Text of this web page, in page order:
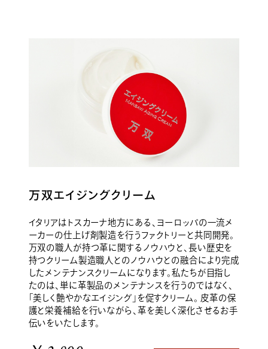
万双エイジングクリーム
イタリアはトスカーナ地方にある、ヨーロッパの一流メ
ーカーの仕上げ剤製造を行うファクトリーと共同開発。
万双の職人が持つ革に関するノウハウと、長い歴史を
持つクリーム製造職人とのノウハウとの融合により完成
したメンテナンスクリームになります。私たちが目指し
たのは、単に革製品のメンテナンスを行うのではなく、
「美しく艶やかなエイジング」を促すクリーム。 皮革の保
護と栄養補給を行いながら、革を美しく深化させるお手
伝いをいたします。